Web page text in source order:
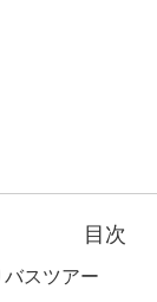
目次
スツアー